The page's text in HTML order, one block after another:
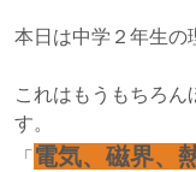
本日は中学２年生の
これはもうもちろん
す。
「 電気、磁界、